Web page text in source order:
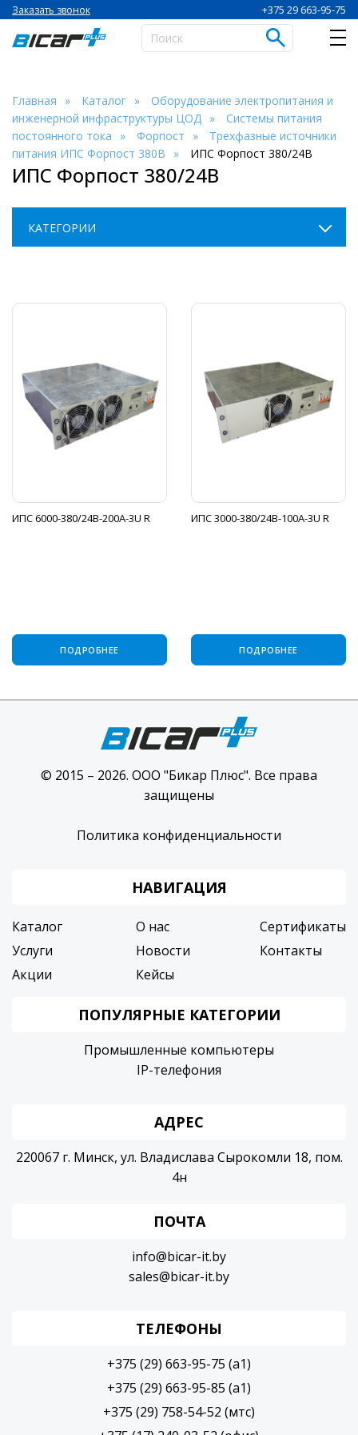
+375 29 663-95-75
Заказать звонок
Главная Каталог
Оборудование электропитания и
инженерной инфраструктуры ЦОД
Системы питания
постоянного тока
Форпост
Трехфазные источники
питания ИПС Форпост 380В
ИПС Форпост 380/24В
ИПС Форпост 380/24В
КАТЕГОРИИ
ИПС 6000-380/24В-200А-3U R
ПОДРОБНЕЕ
ИПС 3000-380/24В-100А-3U R
ПОДРОБНЕЕ
© 2015 – 2026. ООО "Бикар Плюс". Все права
защищены
Политика конфиденциальности
НАВИГАЦИЯ
Каталог
Услуги
Акции
О нас
Новости
Кейсы
Сертификаты
Контакты
ПОПУЛЯРНЫЕ КАТЕГОРИИ
Промышленные компьютеры
IP-телефония
АДРЕС
220067 г. Минск, ул. Владислава Сырокомли 18, пом.
4н
ПОЧТА
info@bicar-it.by
sales@bicar-it.by
ТЕЛЕФОНЫ
+375 (29) 663-95-75 (a1)
+375 (29) 663-95-85 (a1)
+375 (29) 758-54-52 (мтс)